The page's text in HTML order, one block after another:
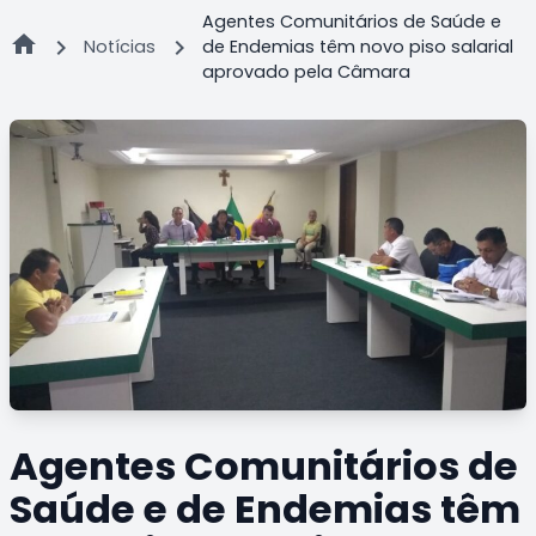
home chevron_right Notícias chevron_right
Agentes Comunitários de Saúde e
de Endemias têm novo piso salarial
aprovado pela Câmara
Agentes Comunitários de
Saúde e de Endemias têm